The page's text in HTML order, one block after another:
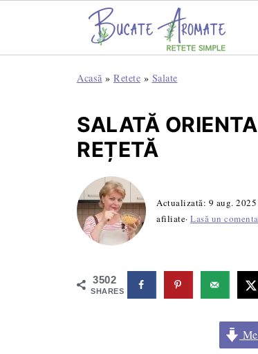
Acasă » Retete » Salate
SALATĂ
REȚETĂ
Actualizată: 9 aug. 2025
afiliate· Lasă un
3502
SHARES